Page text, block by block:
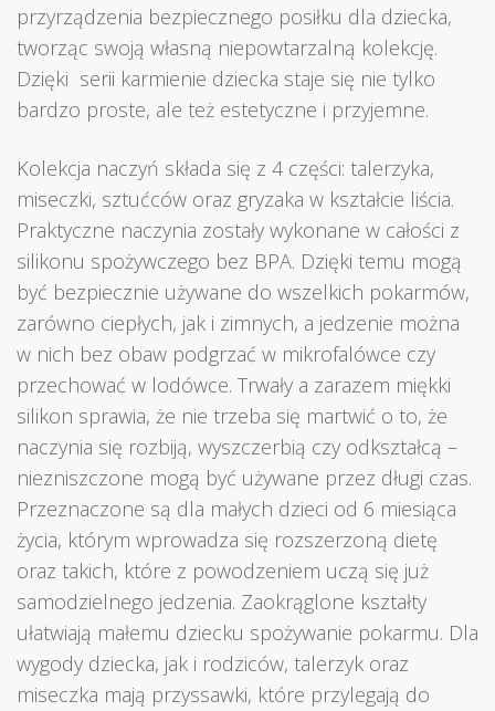
przyrządzenia bezpiecznego posiłku dla dziecka,
tworząc swoją własną niepowtarzalną kolekcję.
Dzięki serii karmienie dziecka staje się nie tylko
bardzo proste, ale też estetyczne i przyjemne.
Kolekcja naczyń składa się z 4 części: talerzyka,
miseczki, sztućców oraz gryzaka w kształcie liścia.
Praktyczne naczynia zostały wykonane w całości z
silikonu spożywczego bez BPA. Dzięki temu mogą
być bezpiecznie używane do wszelkich pokarmów,
zarówno ciepłych, jak i zimnych, a jedzenie można
w nich bez obaw podgrzać w mikrofalówce czy
przechować w lodówce. Trwały a zarazem miękki
silikon sprawia, że nie trzeba się martwić o to, że
naczynia się rozbiją, wyszczerbią czy odkształcą –
niezniszczone mogą być używane przez długi czas.
Przeznaczone są dla małych dzieci od 6 miesiąca
życia, którym wprowadza się rozszerzoną dietę
oraz takich, które z powodzeniem uczą się już
samodzielnego jedzenia. Zaokrąglone kształty
ułatwiają małemu dziecku spożywanie pokarmu. Dla
wygody dziecka, jak i rodziców, talerzyk oraz
miseczka mają przyssawki, które przylegają do